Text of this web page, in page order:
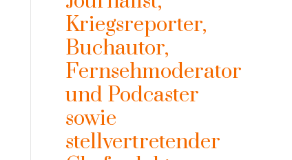
Kriegsreporter,
Buchautor,
Fernsehmoderator
und Podcaster
sowie
stellvertretender